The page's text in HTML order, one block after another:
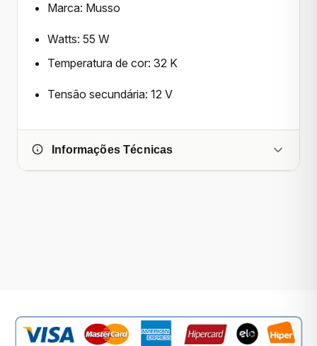
Marca: Musso
Watts: 55 W
Temperatura de cor: 32 K
Tensão secundária: 12 V
Informações Técnicas